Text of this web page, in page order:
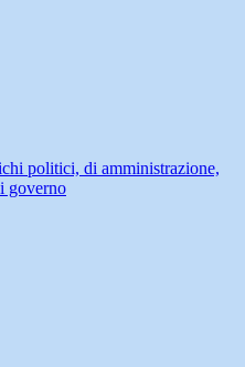
politici, di amministrazione,
governo